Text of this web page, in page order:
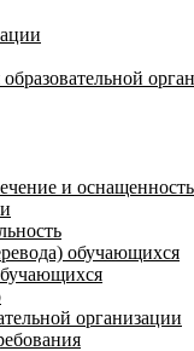
и
обучающихся
организации